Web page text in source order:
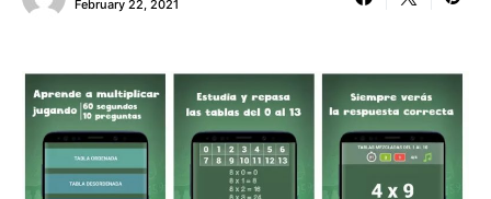
February 22, 2021